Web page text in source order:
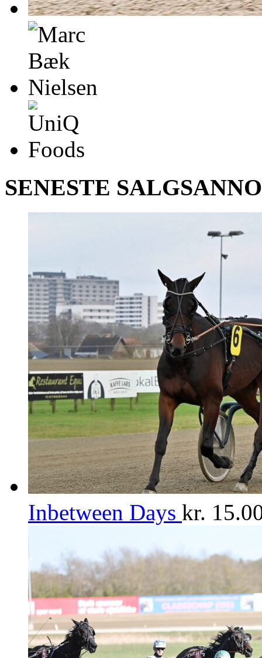
SENESTE
Inbetween Days kr.